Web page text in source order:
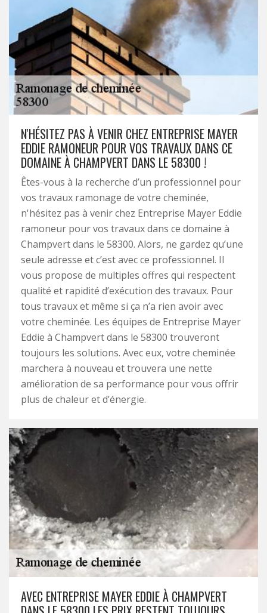
N'HÉSITEZ PAS À VENIR CHEZ ENTREPRISE MAYER
EDDIE RAMONEUR POUR VOS TRAVAUX DANS CE
DOMAINE À CHAMPVERT DANS LE 58300 !
Êtes-vous à la recherche d’un professionnel pour
vos travaux ramonage de votre cheminée,
n'hésitez pas à venir chez Entreprise Mayer Eddie
ramoneur pour vos travaux dans ce domaine à
Champvert dans le 58300. Alors, ne gardez qu’une
seule adresse et c’est avec ce professionnel. Il
vous propose de multiples offres qui respectent
qualité et rapidité d’exécution des travaux. Pour
tous travaux et même si ça n’a rien avoir avec
votre cheminée. Les équipes de Entreprise Mayer
Eddie à Champvert dans le 58300 trouveront
toujours les solutions. Avec eux, votre cheminée
marchera à nouveau et trouvera une nette
amélioration de sa performance pour vous offrir
plus de chaleur et d’énergie.
AVEC ENTREPRISE MAYER EDDIE À CHAMPVERT